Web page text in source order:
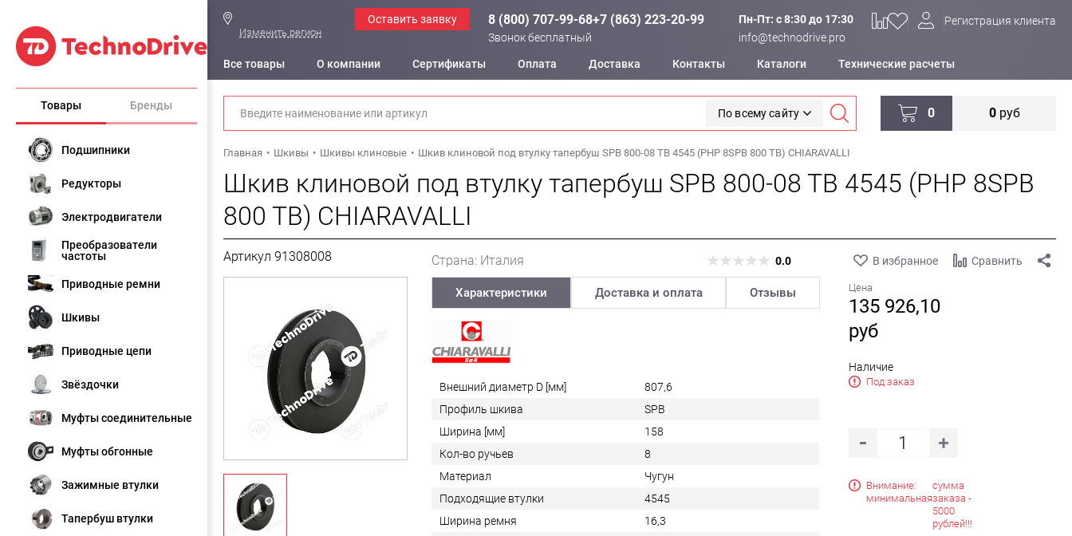
Товары Бренды
Подшипники
Редукторы
Электродвигатели
Преобразователи
частоты
Приводные ремни
Шкивы
Приводные цепи
Звёздочки
Муфты соединительные
Муфты обгонные
Зажимные втулки
Тапербуш втулки
Изменить регион
Оставить заявку 8 (800) 707-99-68+7 (863) 223-20-99
Звонок бесплатный
Пн-Пт: c 8:30 до 17:30
info@technodrive.pro
Регистрация клиента
Все товары О компании Сертификаты Оплата Доставка Контакты Каталоги Технические расчеты
По всему сайту 0 0руб
Главная Шкивы Шкивы клиновые Шкив клиновой под втулку тапербуш SPB 800-08 TB 4545 (PHP 8SPB 800 TB) CHIARAVALLI
Шкив клиновой под втулку тапербуш SPB 800-08 TB 4545 (PHP 8SPB
800 TB) CHIARAVALLI
Артикул 91308008 Страна: Италия 0.0 В избранное Сравнить
Цена
135 926,10
руб
Наличие
Под заказ
Внимание:
минимальная
сумма
заказа -
5000
рублей!!!
Характеристики Доставка и оплата Отзывы
Внешний диаметр D [мм]
807,6
Профиль шкива
SPB
Ширина [мм]
158
Кол-во ручьев
8
Материал
Чугун
Подходящие втулки
4545
Ширина ремня
16,3